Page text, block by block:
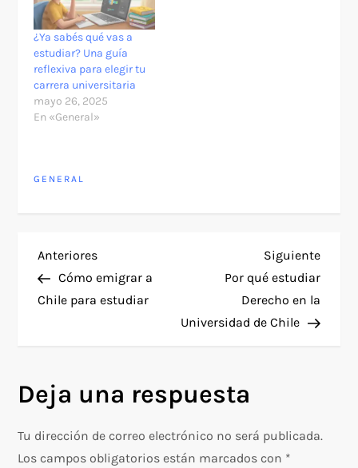
¿Ya sabés qué vas a
estudiar? Una guía
reflexiva para elegir tu
carrera universitaria
mayo 26, 2025
En «General»
GENERAL
N
a
g
a
Entrada
anterior
Anteriores
Cómo emigrar a
Chile para estudiar
Siguiente
Por qué estudiar
Derecho en la
Universidad de Chile
Deja una respuesta
Tu dirección de correo electrónico no será publicada.
Los campos obligatorios están marcados con *